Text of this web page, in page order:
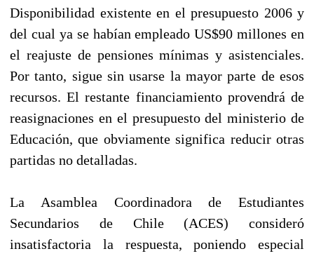
Disponibilidad existente en el presupuesto 2006 y
del cual ya se habían empleado US$90 millones en
el reajuste de pensiones mínimas y asistenciales.
Por tanto, sigue sin usarse la mayor parte de esos
recursos. El restante financiamiento provendrá de
reasignaciones en el presupuesto del ministerio de
Educación, que obviamente significa reducir otras
partidas no detalladas.
La Asamblea Coordinadora de Estudiantes
Secundarios de Chile (ACES) consideró
insatisfactoria la respuesta, poniendo especial